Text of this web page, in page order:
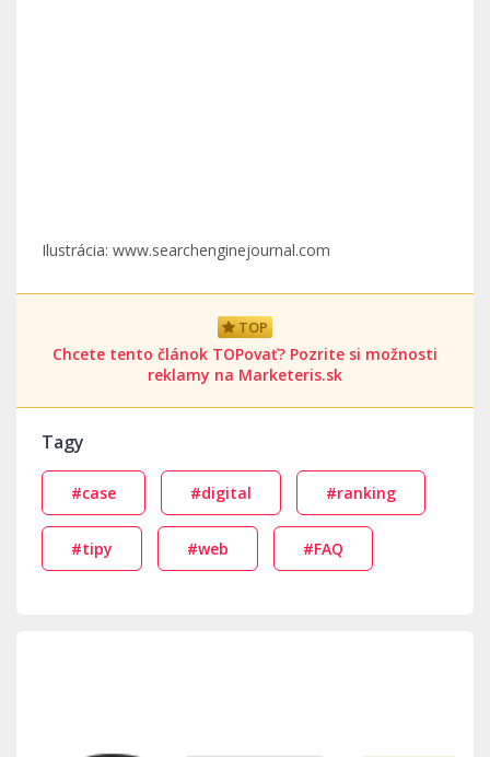
Ilustrácia: www.searchenginejournal.com
TOP
Chcete tento článok TOPovať? Pozrite si možnosti
reklamy na Marketeris.sk
Tagy
#case #digital #ranking
#tipy #web #FAQ